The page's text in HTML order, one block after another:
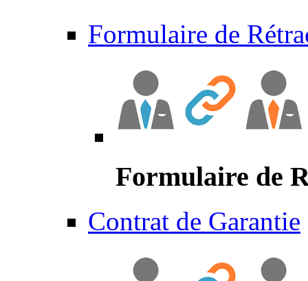
Formulaire de
Formulaire de
Contrat de Garantie